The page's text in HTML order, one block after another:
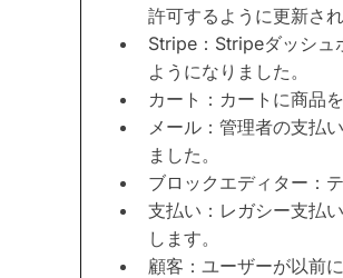
許可するように更新され
Stripe：Stripeダッシュ
ようになりました。
カート：カートに商品
メール：管理者の支払
ました。
ブロックエディター：
支払い：レガシー支払
します。
顧客：ユーザーが以前